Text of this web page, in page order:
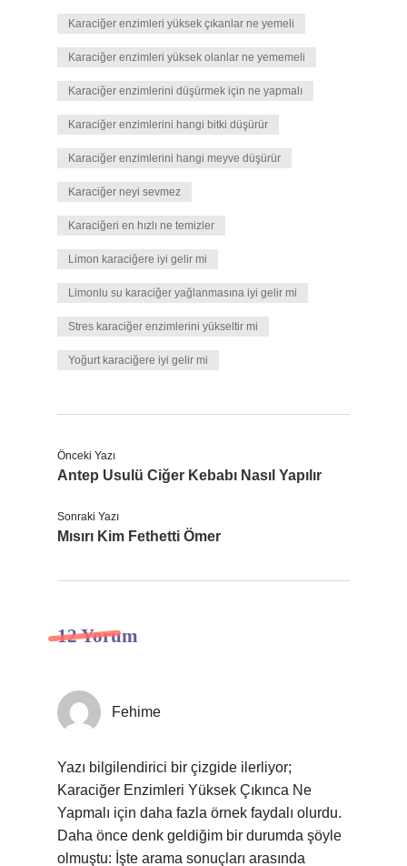
Karaciğer enzimleri yüksek çıkanlar ne yemeli
Karaciğer enzimleri yüksek olanlar ne yememeli
Karaciğer enzimlerini düşürmek için ne yapmalı
Karaciğer enzimlerini hangi bitki düşürür
Karaciğer enzimlerini hangi meyve düşürür
Karaciğer neyi sevmez
Karaciğeri en hızlı ne temizler
Limon karaciğere iyi gelir mi
Limonlu su karaciğer yağlanmasına iyi gelir mi
Stres karaciğer enzimlerini yükseltir mi
Yoğurt karaciğere iyi gelir mi
Önceki Yazı
Antep Usulü Ciğer Kebabı Nasıl Yapılır
Sonraki Yazı
Mısırı Kim Fethetti Ömer
12 Yorum
Fehime
Yazı bilgilendirici bir çizgide ilerliyor;
Karaciğer Enzimleri Yüksek Çıkınca Ne
Yapmalı için daha fazla örnek faydalı olurdu.
Daha önce denk geldiğim bir durumda şöyle
olmuştu: İşte arama sonuçları arasında